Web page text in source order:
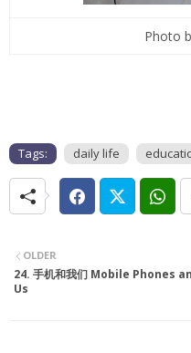
Photo
Tags: daily life
OLDER
24. 手机和我们 Mobile Phones
Us